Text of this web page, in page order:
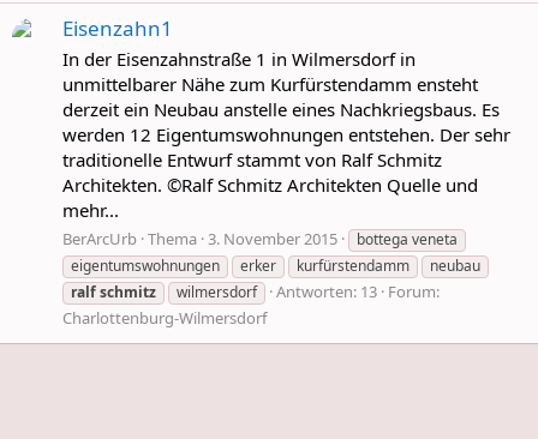
Eisenzahn1
In der Eisenzahnstraße 1 in Wilmersdorf in
unmittelbarer Nähe zum Kurfürstendamm ensteht
derzeit ein Neubau anstelle eines Nachkriegsbaus. Es
werden 12 Eigentumswohnungen entstehen. Der sehr
traditionelle Entwurf stammt von Ralf Schmitz
Architekten. ©Ralf Schmitz Architekten Quelle und
mehr...
BerArcUrb Thema 3. November 2015
bottega veneta
eigentumswohnungen
erker kurfürstendamm
neubau
ralfschmitz wilmersdorf Antworten: 13 Forum:
Charlottenburg-Wilmersdorf